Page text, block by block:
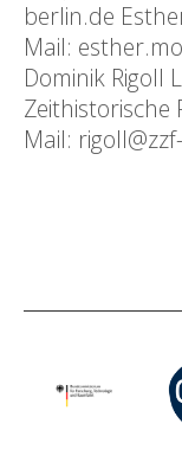
berlin.de
Mail:
Dominik Rigoll
Zeithistorische
Mail: